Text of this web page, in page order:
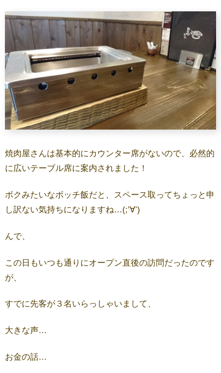
焼肉屋さんは基本的にカウンター席がないので、必然的
に広いテーブル席に案内されました！
ボクみたいなボッチ飯だと、スペース取ってちょっと申
し訳ない気持ちになりますね…(;’∀’)
んで、
この日もいつも通りにオープン直後の訪問だったのです
が、
すでに先客が３名いらっしゃいまして、
大きな声…
お金の話…